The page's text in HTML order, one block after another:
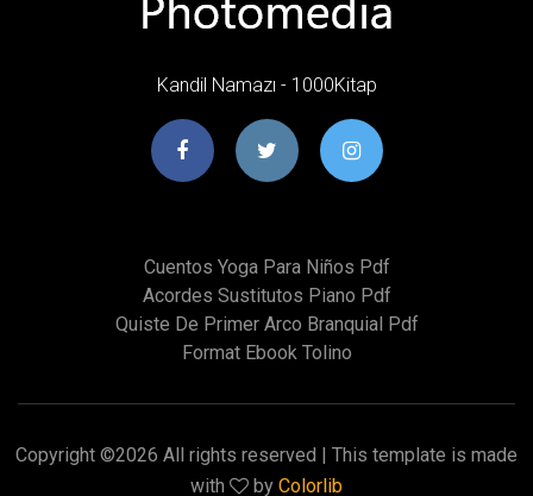
Kandil Namazı - 1000Kitap
Cuentos Yoga Para Niños Pdf
Acordes Sustitutos Piano Pdf
Quiste De Primer Arco Branquial Pdf
Format Ebook Tolino
Copyright ©2026 All rights reserved | This template is made
with
by Colorlib